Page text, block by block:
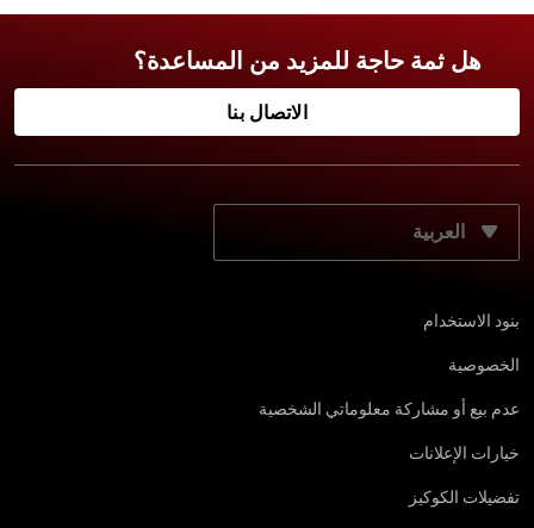
هل ثمة حاجة للمزيد من المساعدة؟
الاتصال بنا
حدّد لغتك المفضّلة:
بنود الاستخدام
الخصوصية
عدم بيع أو مشاركة معلوماتي الشخصية
خيارات الإعلانات
تفضيلات الكوكيز